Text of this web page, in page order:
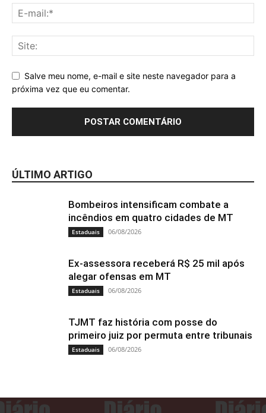
Salve meu nome, e-mail e site neste navegador para a
próxima vez que eu comentar.
ÚLTIMO ARTIGO
Bombeiros intensificam combate a
incêndios em quatro cidades de MT
Estaduais 06/08/2026
Ex-assessora receberá R$ 25 mil após
alegar ofensas em MT
Estaduais 06/08/2026
TJMT faz história com posse do
primeiro juiz por permuta entre tribunais
Estaduais 06/08/2026